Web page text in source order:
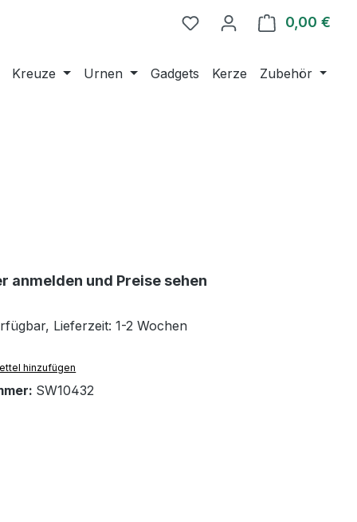
0,00 €
Kreuze Urnen Gadgets Kerze Zubehör
anmelden und Preise sehen
Lieferzeit: 1-2 Wochen
hinzufügen
SW10432